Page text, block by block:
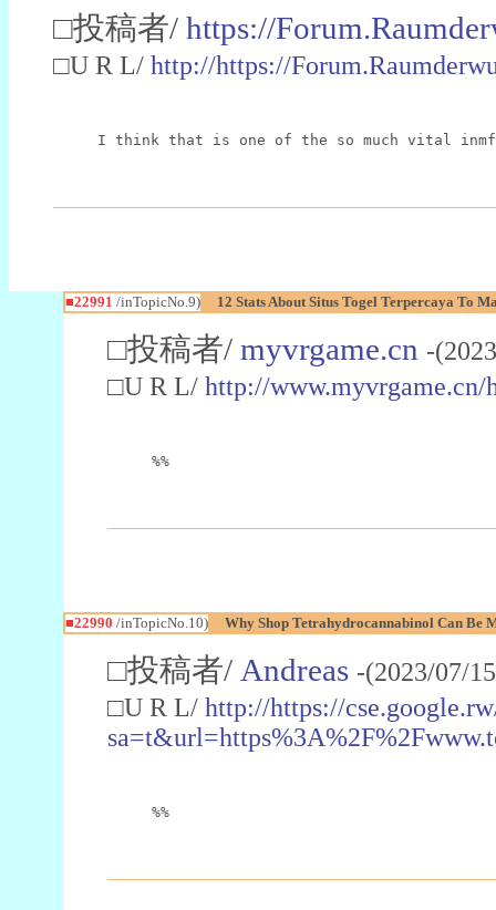
□投稿者/ https://
□U R L/ http://https://
I think that is one of the so much vital
■22991 /inTopicNo.9) 12 Stats About Situs Togel Terpercaya To
□投稿者/ myvrgame.cn -
□U R L/ http://www.myvrgame.cn/
%%
■22990 /inTopicNo.10) Why Shop Tetrahydrocannabinol Can Be
□投稿者/ Andreas -(2023/07/
□U R L/ http://https://
%%